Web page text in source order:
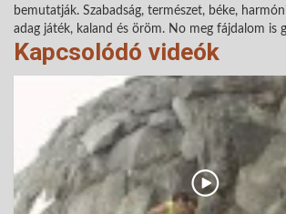
bemutatják. Szabadság, természet, béke,
adag játék, kaland és öröm. No meg fájdalom is
Kapcsolódó videók